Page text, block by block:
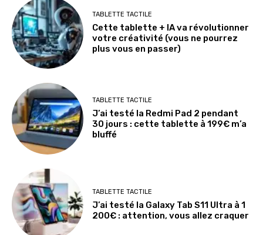
TABLETTE TACTILE
Cette tablette + IA va révolutionner
votre créativité (vous ne pourrez
plus vous en passer)
TABLETTE TACTILE
J’ai testé la Redmi Pad 2 pendant
30 jours : cette tablette à 199€ m’a
bluffé
TABLETTE TACTILE
J’ai testé la Galaxy Tab S11 Ultra à 1
200€ : attention, vous allez craquer